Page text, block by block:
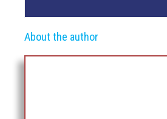
About the author